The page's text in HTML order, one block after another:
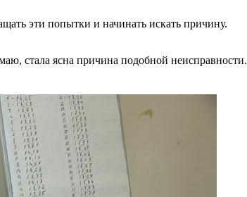
эти попытки и начинать искать причину.
стала ясна причина подобной неисправности.